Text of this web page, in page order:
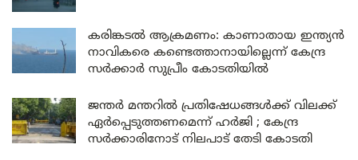
കരിങ്കടൽ ആക്രമണം: കാണാതായ ഇന്ത്യൻ
നാവികരെ കണ്ടെത്താനായില്ലെന്ന് കേന്ദ്ര
സർക്കാർ സുപ്രീം കോടതിയിൽ
ജന്തർ മന്തറിൽ പ്രതിഷേധങ്ങൾക്ക് വിലക്ക്
ഏർപ്പെടുത്തണമെന്ന് ഹർജി ; കേന്ദ്ര
സർക്കാരിനോട് നിലപാട് തേടി കോടതി